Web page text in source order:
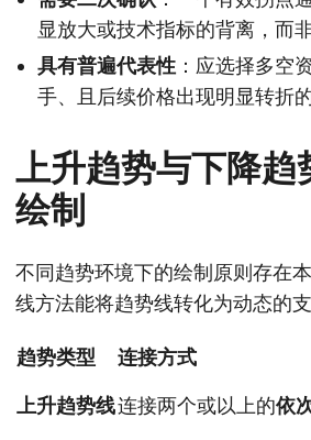
显放大或技术指标的背离，而
具有普遍代表性 ：应选择多空
手、且后续价格出现明显转折
上升趋势与下降趋
绘制
不同趋势环境下的绘制原则存在
线方法能将趋势线转化为动态的支
趋势类型 连接方式
上升趋势线连接两个或以上的依